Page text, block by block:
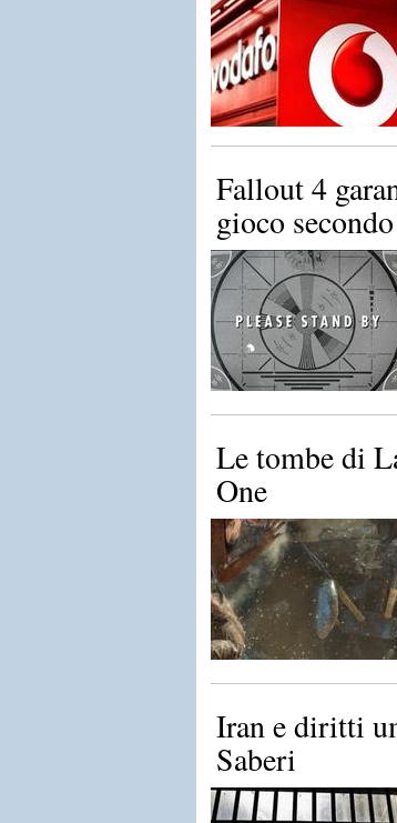
Fallout 4
gioco
Le tombe di
One
Iran e diritti
Saberi